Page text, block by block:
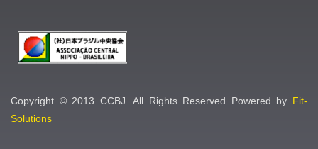
Copyright © 2013 CCBJ. All Rights Reserved Powered by Fit-
Solutions